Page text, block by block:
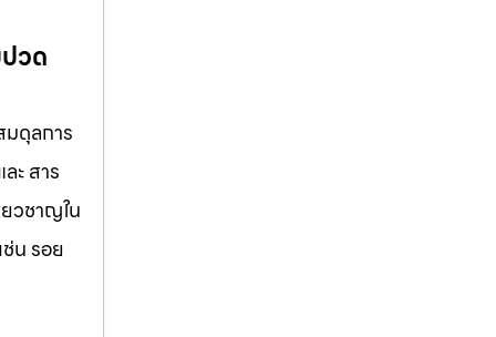
วด
มดุลการ
ะ สาร
วชาญใน
น รอย